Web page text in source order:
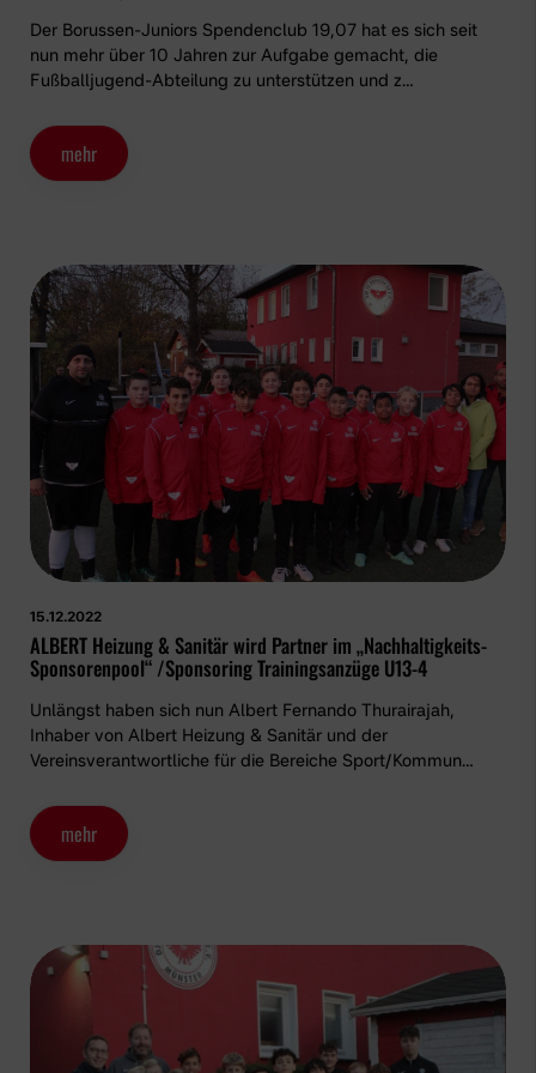
Der Borussen-Juniors Spendenclub 19,07 hat es sich seit
nun mehr über 10 Jahren zur Aufgabe gemacht, die
Fußballjugend-Abteilung zu unterstützen und z…
mehr
15.12.2022
ALBERT Heizung & Sanitär wird Partner im „Nachhaltigkeits-
Sponsorenpool“ /Sponsoring Trainingsanzüge U13-4
Unlängst haben sich nun Albert Fernando Thurairajah,
Inhaber von Albert Heizung & Sanitär und der
Vereinsverantwortliche für die Bereiche Sport/Kommun…
mehr